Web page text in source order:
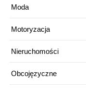
Moda
Motoryzacja
Nieruchomości
Obcojęzyczne